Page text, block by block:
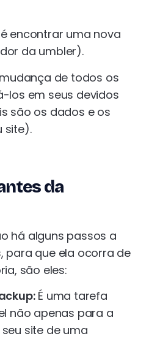
encontrar uma nova
da umbler).
de todos os
los em seus devidos
são os dados e os
site).
da
há alguns passos a
para que ela ocorra de
são eles:
É uma tarefa
não apenas para a
site de uma